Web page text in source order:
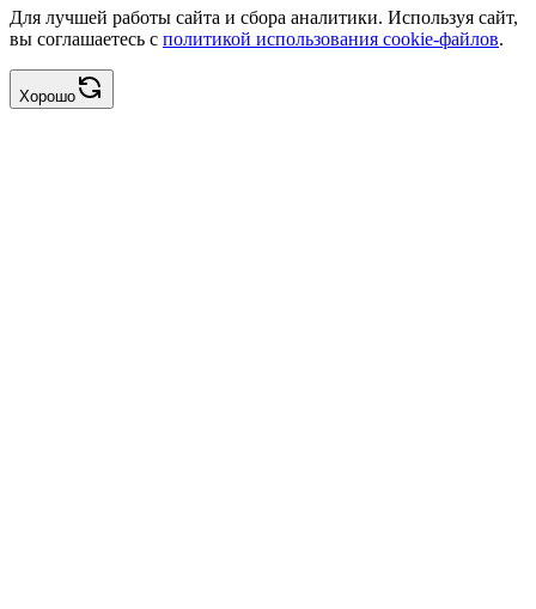
Для лучшей работы сайта и сбора аналитики. Используя сайт,
вы соглашаетесь с политикой использования cookie-файлов.
Хорошо